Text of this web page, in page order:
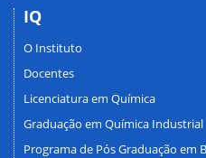
IQ
O Instituto
Docentes
Licenciatura em Química
Graduação em Química Industrial
Programa de Pós Graduação em